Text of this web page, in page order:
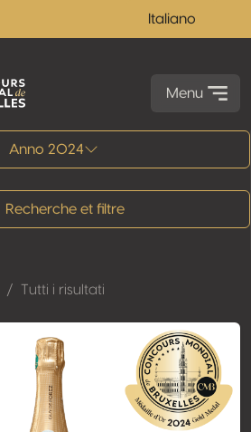
Italiano
Menu
Anno 2024
Recherche et filtre
Tutti i risultati